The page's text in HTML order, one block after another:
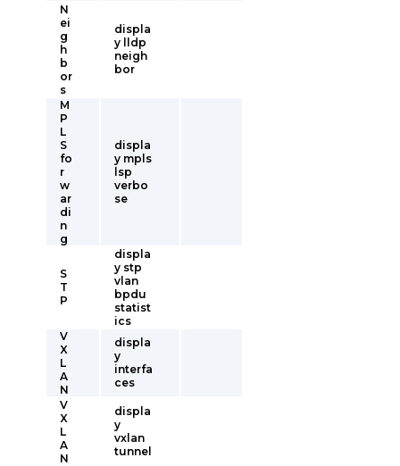
N
ei
g
h
b
or
s
displa
y lldp
neigh
bor
M
P
L
S
fo
r
w
ar
di
n
g
displa
y mpls
lsp
verbo
se
S
T
P
displa
y stp
vlan
bpdu
statist
ics
V
X
L
A
N
displa
y
interfa
ces
V
X
L
A
N
displa
y
vxlan
tunnel